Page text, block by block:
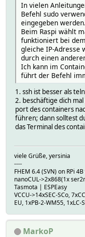
In vielen
Befehl sudo
eingegeben werden.
Beim Raspi wählt
funktioniert bei
gleiche IP-Adresse
durch einen
Ich kann im
führt der Befehl
1. ssh ist besser als
2. beschäftige dich
port des containers
führen; dann solltest
das Terminal des
viele Grüße, yersinia
----
FHEM 6.4 (SVN) on RPi
nanoCUL->2x868(1x
Tasmota | ESPEasy
VCCU->14xSEC-SCo,
EU, 1xPB-2-WM55, 1xLC-
MarkoP